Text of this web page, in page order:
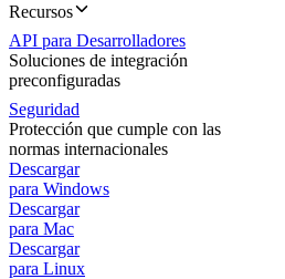
Recursos
API para Desarrolladores
Soluciones de integración
preconfiguradas
Seguridad
Protección que cumple con las
normas internacionales
Descargar
para Windows
Descargar
para Mac
Descargar
para Linux